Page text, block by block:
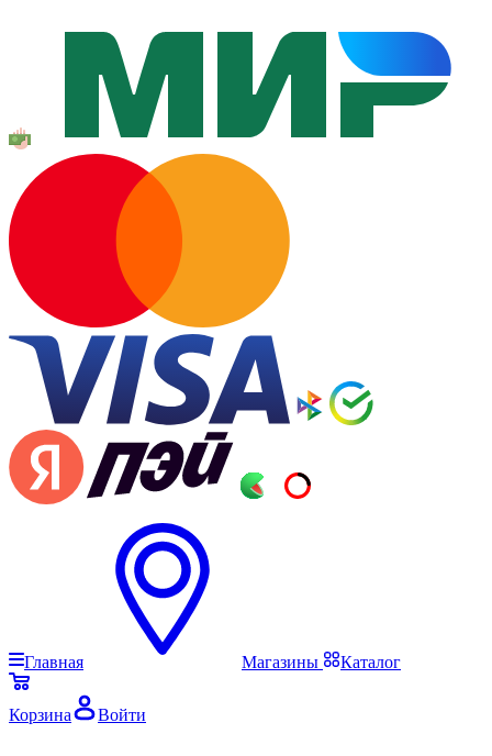
Главная Магазины Каталог
Корзина Войти